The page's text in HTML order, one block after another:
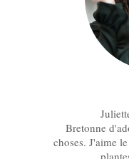
Bretonne
choses. J'aime